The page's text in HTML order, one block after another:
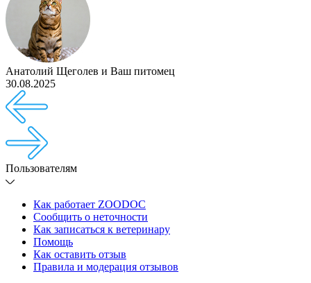
Анатолий Щеголев и Ваш питомец
30.08.2025
Пользователям
Как работает ZOODOC
Сообщить о неточности
Как записаться к ветеринару
Помощь
Как оставить отзыв
Правила и модерация отзывов